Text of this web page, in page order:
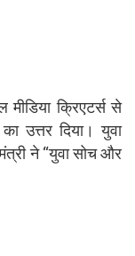
क्रिएटर्स से
उत्तर दिया। युवा
ने “युवा सोच और